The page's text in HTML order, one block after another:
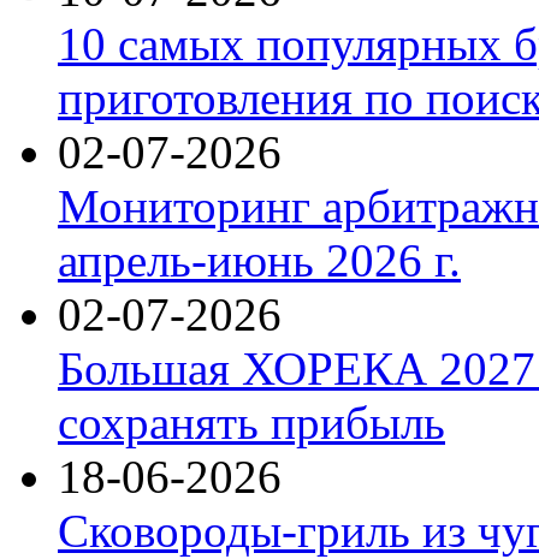
10 самых популярных
приготовления по
02-07-2026
Мониторинг
апрель-июнь 2026 г.
02-07-2026
Большая ХОРЕКА 2027:
сохранять прибыль
18-06-2026
Сковороды-гриль из